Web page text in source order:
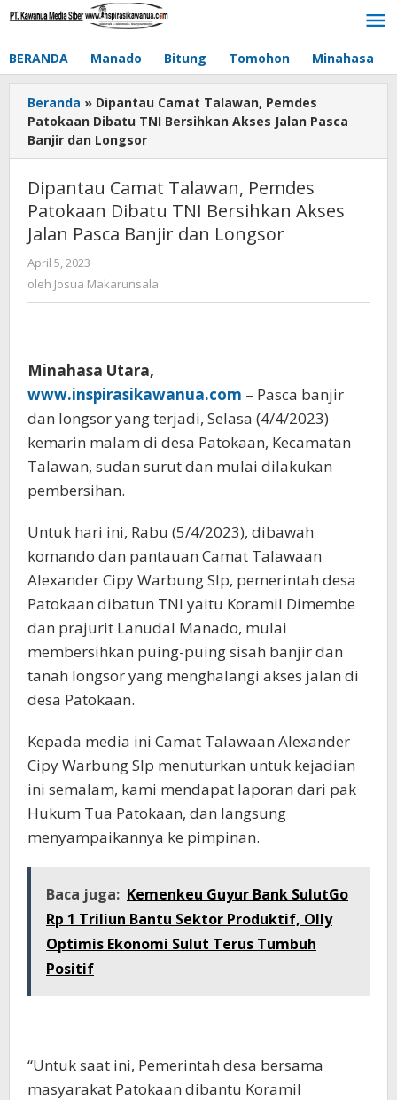
Lewati
BERANDA Manado Bitung Tomohon Minahasa
Beranda » Dipantau Camat Talawan, Pemdes
Patokaan Dibatu TNI Bersihkan Akses Jalan Pasca
Banjir dan Longsor
Dipantau Camat Talawan, Pemdes
Patokaan Dibatu TNI Bersihkan Akses
Jalan Pasca Banjir dan Longsor
April 5, 2023
Josua
oleh Josua Makarunsala
Minahasa Utara,
www.inspirasikawanua.com – Pasca banjir
dan longsor yang terjadi, Selasa (4/4/2023)
kemarin malam di desa Patokaan, Kecamatan
Talawan, sudan surut dan mulai dilakukan
pembersihan.
Untuk hari ini, Rabu (5/4/2023), dibawah
komando dan pantauan Camat Talawaan
Alexander Cipy Warbung SIp, pemerintah desa
Patokaan dibatun TNI yaitu Koramil Dimembe
dan prajurit Lanudal Manado, mulai
membersihkan puing-puing sisah banjir dan
tanah longsor yang menghalangi akses jalan di
desa Patokaan.
Kepada media ini Camat Talawaan Alexander
Cipy Warbung SIp menuturkan untuk kejadian
ini semalam, kami mendapat laporan dari pak
Hukum Tua Patokaan, dan langsung
menyampaikannya ke pimpinan.
Baca juga: Kemenkeu Guyur Bank SulutGo
Rp 1 Triliun Bantu Sektor Produktif, Olly
Optimis Ekonomi Sulut Terus Tumbuh
Positif
“Untuk saat ini, Pemerintah desa bersama
masyarakat Patokaan dibantu Koramil